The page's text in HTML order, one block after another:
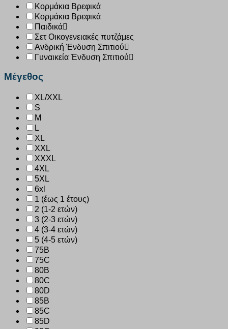
Κορμάκια Βρεφικά
Κορμάκια Βρεφικά
Παιδικά
Σετ Οικογενειακές πυτζάμες
Ανδρική Ένδυση Σπιτιού
Γυναικεία Ένδυση Σπιτιού
Μέγεθος
XL/XXL
S
M
L
XL
XXL
XXXL
4XL
5XL
6xl
1 (έως 1 έτους)
2 (1-2 ετών)
3 (2-3 ετών)
4 (3-4 ετών)
5 (4-5 ετών)
75B
75C
80B
80C
80D
85B
85C
85D